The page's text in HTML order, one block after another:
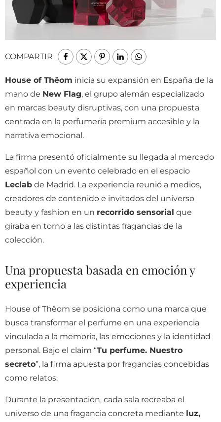
COMPARTIR
House of Thêom inicia su expansión en España de la
mano de New Flag, el grupo alemán especializado
en marcas beauty disruptivas, con una propuesta
centrada en la perfumería premium accesible y la
narrativa emocional.
La firma presentó oficialmente su llegada al mercado
español con un evento celebrado en el espacio
Leclab de Madrid. La experiencia reunió a medios,
creadores de contenido e invitados del universo
beauty y fashion en un recorrido sensorial que
giraba en torno a las distintas fragancias de la
colección.
Una propuesta basada en emoción y
experiencia
House of Thêom se posiciona como una marca que
busca transformar el perfume en una experiencia
vinculada a la memoria, las emociones y la identidad
personal. Bajo el claim “Tu perfume. Nuestro
secreto”, la firma apuesta por fragancias concebidas
como relatos.
Durante la presentación, cada sala recreaba el
universo de una fragancia concreta mediante luz,